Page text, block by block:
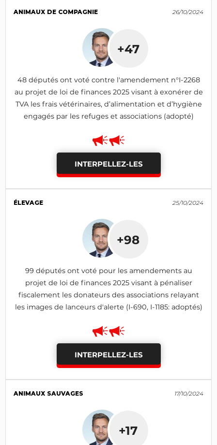
ANIMAUX DE COMPAGNIE 26/10/2024
+47
48 députés ont voté contre l'amendement n°I-2268
au projet de loi de finances 2025 visant à exonérer de
TVA les frais vétérinaires, d’alimentation et d’hygiène
engagés par les refuges et associations (adopté)
INTERPELLEZ-LES
ÉLEVAGE 25/10/2024
+98
99 députés ont voté pour les amendements au
projet de loi de finances 2025 visant à pénaliser
fiscalement les donateurs des associations relayant
les images de lanceurs d'alerte (I-690, I-1185: adoptés)
INTERPELLEZ-LES
ANIMAUX SAUVAGES 17/10/2024
+17